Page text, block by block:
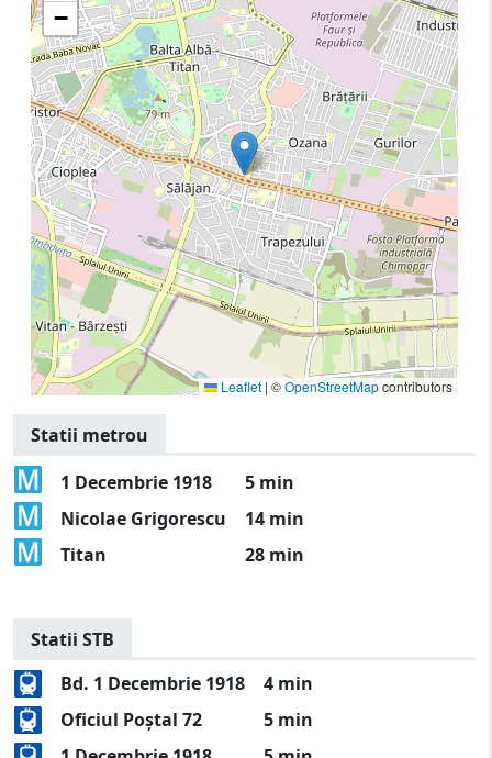
−
Leaflet | ©OpenStreetMapcontributors
Statii metrou
1 Decembrie 1918
5 min
Nicolae Grigorescu
14 min
Titan
28 min
Statii STB
Bd. 1 Decembrie 1918
4 min
Oficiul Poștal 72
5 min